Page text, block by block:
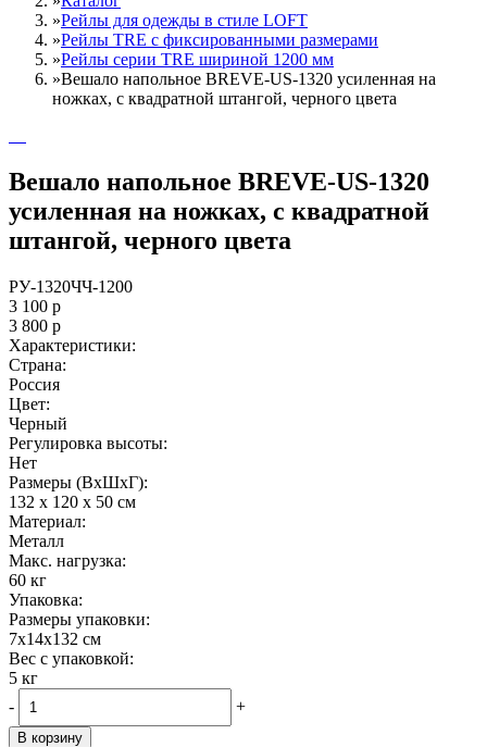
»Рейлы для одежды в стиле LOFT
»Рейлы TRE c фиксированными размерами
»Рейлы серии TRE шириной 1200 мм
»Вешало напольное BREVE-US-1320 усиленная на
ножках, с квадратной штангой, черного цвета
Вешало напольное BREVE-US-1320
усиленная на ножках, с квадратной
штангой, черного цвета
РУ-1320ЧЧ-1200
3 100 р
3 800 р
Характеристики:
Страна:
Россия
Цвет:
Черный
Регулировка высоты:
Нет
Размеры (ВxШxГ):
132 x 120 x 50 см
Материал:
Металл
Maкс. нагрузка:
60 кг
Упаковка:
Размеры упаковки:
7x14x132 см
Вес с упаковкой:
5 кг
-
+
В корзину